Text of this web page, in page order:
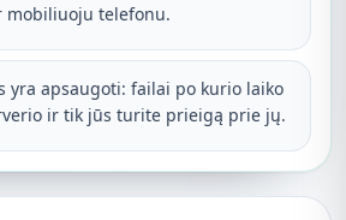
mobiliuoju telefonu.
yra apsaugoti: failai po kurio laiko
ir tik jūs turite prieigą prie jų.